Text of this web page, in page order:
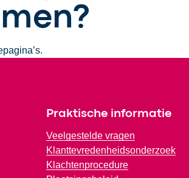
Praktische informatie
Veelgestelde vragen
Klanttevredenheidsonderzoek
Klachtenprocedure